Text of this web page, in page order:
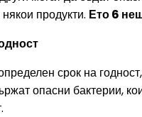
продукти. Ето 6
срок на
опасни бактерии,